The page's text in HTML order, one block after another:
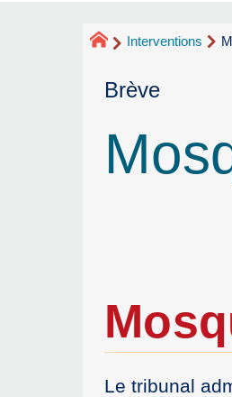
Interventions
Brève
Le tribunal